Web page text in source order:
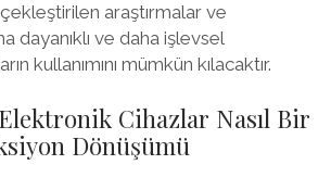
araştırmalar ve
dayanıklı ve daha işlevsel
kullanımını mümkün kılacaktır.
Cihazlar Nasıl Bir
Dönüşümü